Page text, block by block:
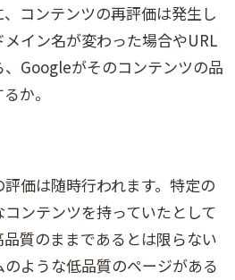
コンテンツの再評価は発生し
イン名が変わった場合やURL
Googleがそのコンテンツの品
か。
価は随時行われます。特定の
ンテンツを持っていたとして
質のままであるとは限らない
ような低品質のページがある